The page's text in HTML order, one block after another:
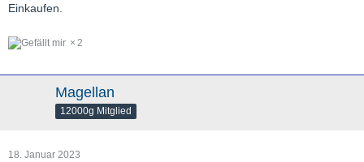
Einkaufen.
2
Magellan
12000g Mitglied
18. Januar 2023